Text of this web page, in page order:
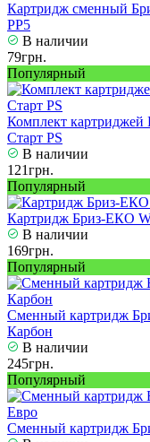
Картридж сменный
PP5
В наличии
79грн.
Популярный
Комплект картриджей
Старт РS
В наличии
121грн.
Популярный
Картридж Бриз-ЕКО
В наличии
169грн.
Популярный
Сменный картридж
Карбон
В наличии
245грн.
Популярный
Сменный картридж